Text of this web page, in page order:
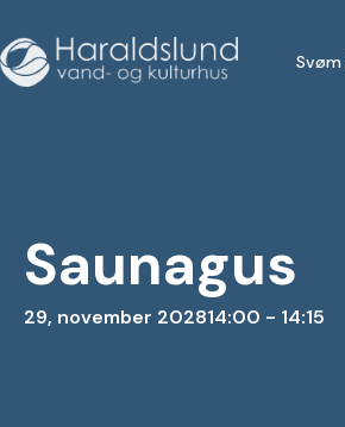
Saunagus
29, november 202814:00 - 14:15